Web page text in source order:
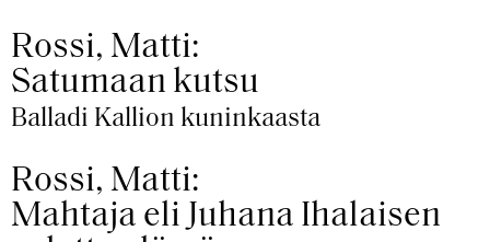
Rossi, Matti:
Satumaan kutsu
Balladi Kallion kuninkaasta
Rossi, Matti:
Mahtaja eli Juhana Ihalaisen